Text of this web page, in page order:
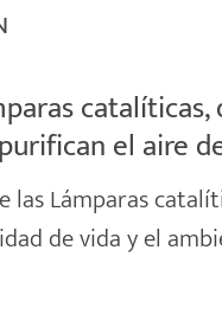
catalíticas,
el aire
lasLámparas
de vida y el